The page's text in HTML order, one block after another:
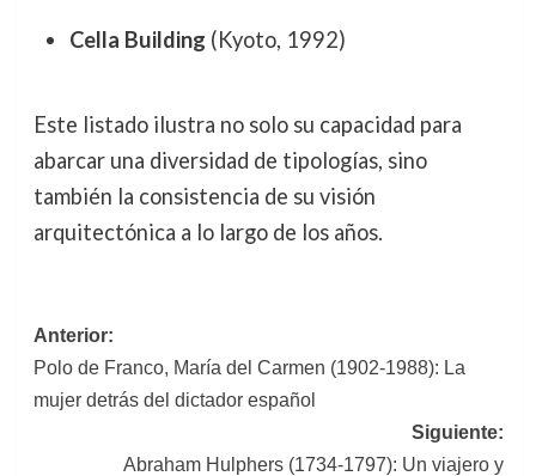
Cella Building (Kyoto, 1992)
Este listado ilustra no solo su capacidad para
abarcar una diversidad de tipologías, sino
también la consistencia de su visión
arquitectónica a lo largo de los años.
Navegación
de
entradas
Anterior:
Polo de Franco, María del Carmen (1902-1988): La
mujer detrás del dictador español
Siguiente:
Abraham Hulphers (1734-1797): Un viajero y